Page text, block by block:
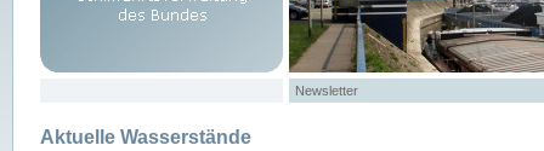
Newsletter
Aktuelle Wasserstände